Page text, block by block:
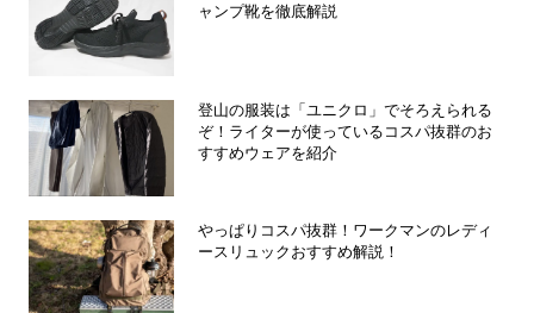
ャンプ靴を徹底解説
登山の服装は「ユニクロ」でそろえられる
ぞ！ライターが使っているコスパ抜群のお
すすめウェアを紹介
やっぱりコスパ抜群！ワークマンのレディ
ースリュックおすすめ解説！